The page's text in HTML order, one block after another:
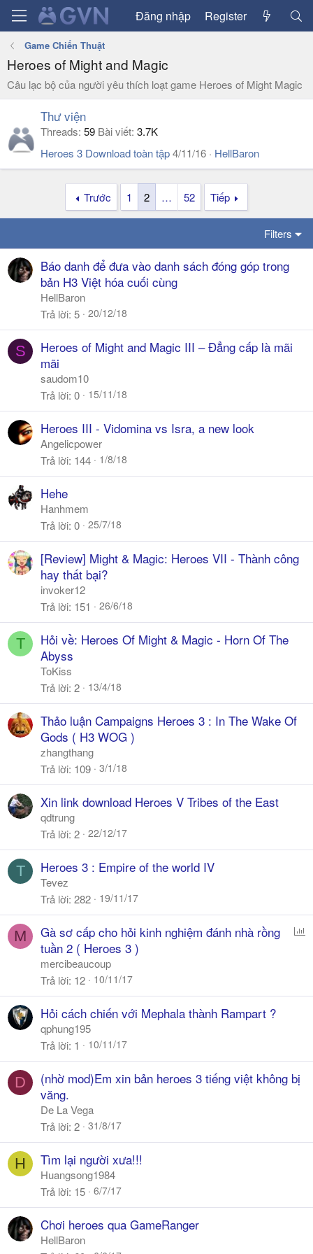
Đăng nhập Register
Game Chiến Thuật
Heroes of Might and Magic
Câu lạc bộ của người yêu thích loạt game Heroes of Might Magic
Thư viện
Threads 59 Bài viết 3.7K
Heroes 3 Download toàn tập4/11/16 HellBaron
Trước 1 2 … 52 Tiếp
Filters
Báo danh để đưa vào danh sách đóng góp trong
bản H3 Việt hóa cuối cùng
HellBaron
Trả lời 5 20/12/18
S
Heroes of Might and Magic III – Đẳng cấp là mãi
mãi
saudom10
Trả lời 0 15/11/18
Heroes III - Vidomina vs Isra, a new look
Angelicpower
Trả lời 144 1/8/18
Hehe
Hanhmem
Trả lời 0 25/7/18
[Review] Might & Magic: Heroes VII - Thành công
hay thất bại?
invoker12
Trả lời 151 26/6/18
T
Hỏi về: Heroes Of Might & Magic - Horn Of The
Abyss
ToKiss
Trả lời 2 13/4/18
Thảo luận Campaigns Heroes 3 : In The Wake Of
Gods ( H3 WOG )
zhangthang
Trả lời 109 3/1/18
Xin link download Heroes V Tribes of the East
qdtrung
Trả lời 2 22/12/17
T Heroes 3 : Empire of the world IV
Tevez
Trả lời 282 19/11/17
M
Gà sơ cấp cho hỏi kinh nghiệm đánh nhà rồng
tuần 2 ( Heroes 3 )
mercibeaucoup
Trả lời 12 10/11/17
Hỏi cách chiến với Mephala thành Rampart ?
qphung195
Trả lời 1 10/11/17
D
(nhờ mod)Em xin bản heroes 3 tiếng việt không bị
văng.
De La Vega
Trả lời 2 31/8/17
H Tìm lại người xưa!!!
Huangsong1984
Trả lời 15 6/7/17
Chơi heroes qua GameRanger
HellBaron